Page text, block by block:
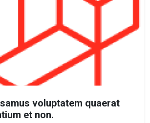
voluptatem quaerat
et non.